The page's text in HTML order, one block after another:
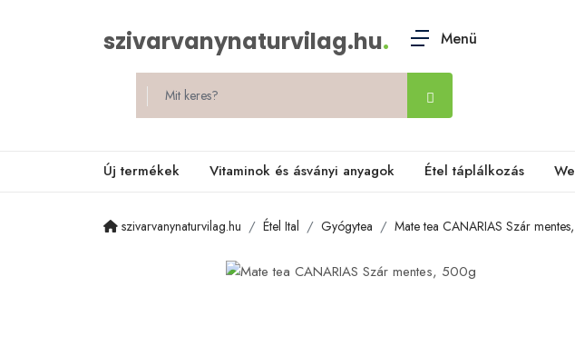
szivarvanynaturvilag.hu. Menü
Új termékek Vitaminok és ásványi anyagok Étel táplálkozás
szivarvanynaturvilag.hu Étel Ital Gyógytea Mate tea CANARIAS Szár